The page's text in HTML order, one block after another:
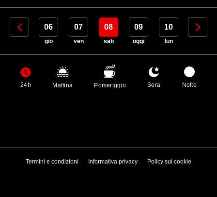
05 06
gio
07
ven
08
sab
09
oggi
10
lun
11
24h Mattina Pomeriggio Sera Notte
Termini e condizioni Informativa privacy Policy sui cookie